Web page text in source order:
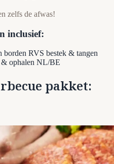
zelfs de afwas!
inclusief:
borden RVS bestek & tangen
& ophalen NL/BE
pakket: